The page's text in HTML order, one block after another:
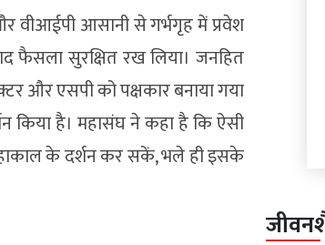
वीआईपी आसानी से गर्भगृह में प्रवेश
फैसला सुरक्षित रख लिया। जनहित
और एसपी को पक्षकार बनाया गया
किया है। महासंघ ने कहा है कि ऐसी
के दर्शन कर सकें, भले ही इसके